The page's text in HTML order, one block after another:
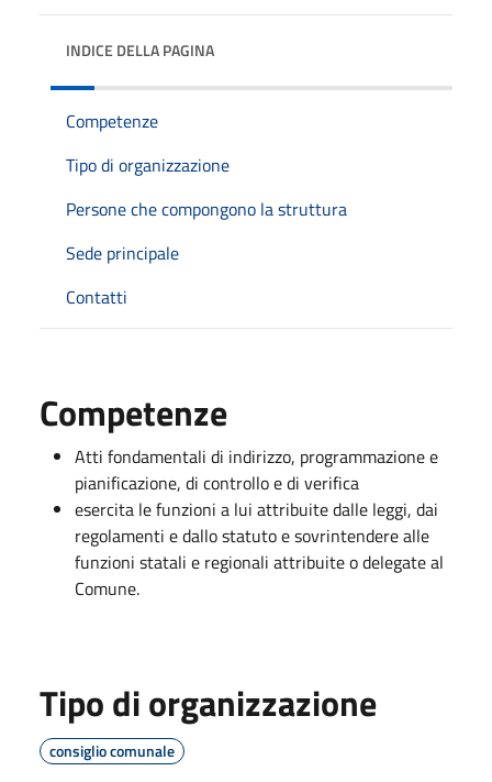
INDICE DELLA PAGINA
Competenze
Tipo di organizzazione
Persone che compongono la struttura
Sede principale
Contatti
Competenze
Atti fondamentali di indirizzo, programmazione e
pianificazione, di controllo e di verifica
esercita le funzioni a lui attribuite dalle leggi, dai
regolamenti e dallo statuto e sovrintendere alle
funzioni statali e regionali attribuite o delegate al
Comune.
Tipo di organizzazione
consiglio comunale